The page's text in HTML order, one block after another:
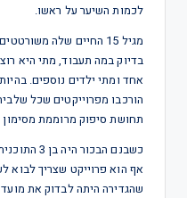
לכמות השיער על ראשו.
מגיל 15 החיים שלה
בדיוק במה תעבוד, מתי היא
אחד ומתי ילדים נוספים.
הורכבו מפרוייקטים שכל
תחושת סיפוק מרוממת
כשבנם
אף הוא פרוייקט שצריך לבוא
שהגדירה היתה לבדוק את